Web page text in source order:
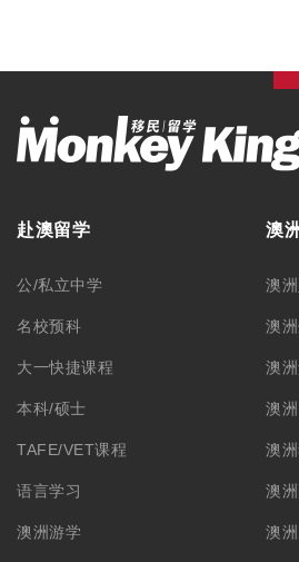
赴澳留学
公/私立中学
名校预科
大一快捷课程
本科/硕士
TAFE/VET课程
语言学习
澳洲游学
澳
澳
澳
澳
澳
澳
澳
澳